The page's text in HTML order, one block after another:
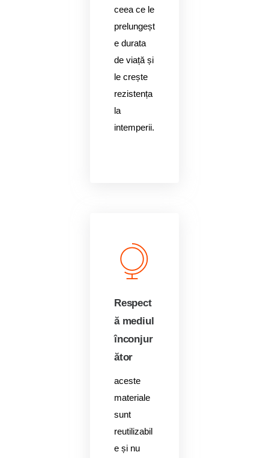
ceea ce le
prelungeșt
e durata
de viață și
le crește
rezistența
la
intemperii.
Respect
ă mediul
înconjur
ător
aceste
materiale
sunt
reutilizabil
e și nu